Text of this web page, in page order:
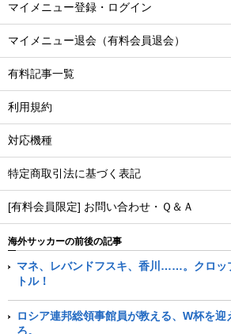
マイメニュー登録・ログイン
マイメニュー退会（有料会員退会）
有料記事一覧
利用規約
対応機種
特定商取引法に基づく表記
[有料会員限定] お問い合わせ・Ｑ＆Ａ
海外サッカーの前後の記事
マネ、レバンドフスキ、香川……。クロッ
トル！
ロシア連邦総領事館員が教える、W杯を迎
ろ。